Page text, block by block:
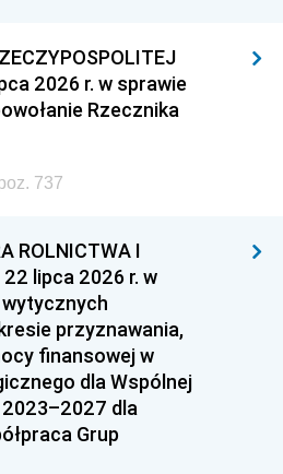
2026 r. w sprawie
Rzecznika
737
ROLNICTWA I
22 lipca 2026 r. w
przyznawania,
finansowej w
dla Wspólnej
dla
Grup